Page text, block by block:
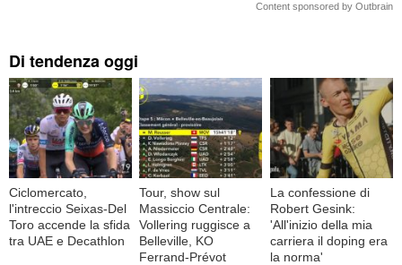
Content sponsored by Outbrain
Di tendenza oggi
Ciclomercato,
l'intreccio Seixas-Del
Toro accende la sfida
tra UAE e Decathlon
Tour, show sul
Massiccio Centrale:
Vollering ruggisce a
Belleville, KO
Ferrand-Prévot
La confessione di
Robert Gesink:
'All'inizio della mia
carriera il doping era
la norma'